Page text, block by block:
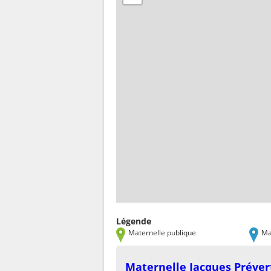
Légende
Maternelle publique
Maternelle Jacques